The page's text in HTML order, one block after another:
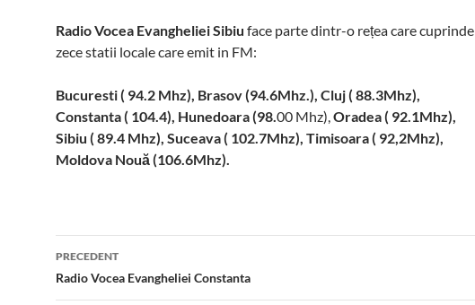
Radio Vocea Evangheliei Sibiu face parte dintr-o rețea care cuprinde
zece statii locale care emit in FM:
Bucuresti ( 94.2 Mhz), Brasov(94.6Mhz.), Cluj ( 88.3Mhz),
Constanta ( 104.4), Hunedoara (98.00 Mhz),Oradea ( 92.1Mhz),
Sibiu ( 89.4 Mhz), Suceava ( 102.7Mhz), Timisoara( 92,2Mhz),
Moldova Nouă (106.6Mhz).
Post
navigation
PRECEDENT
Radio Vocea Evangheliei Constanta